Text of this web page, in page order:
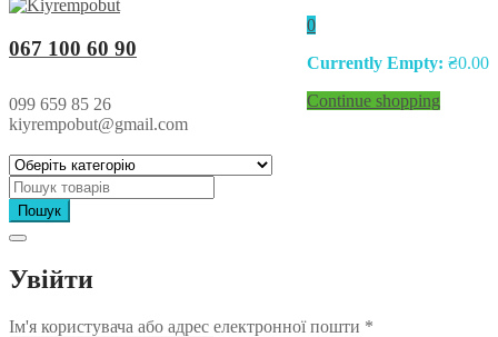
0
Currently Empty: ₴0.00
Continue shopping
067 100 60 90
099 659 85 26
kiyrempobut@gmail.com
Пошук
Увійти
Ім'я користувача або адрес електронної пошти *